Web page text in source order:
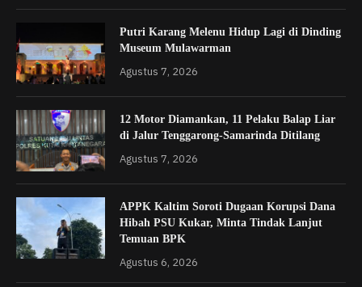
Putri Karang Melenu Hidup Lagi di Dinding
Museum Mulawarman
Agustus 7, 2026
12 Motor Diamankan, 11 Pelaku Balap Liar
di Jalur Tenggarong-Samarinda Ditilang
Agustus 7, 2026
APPK Kaltim Soroti Dugaan Korupsi Dana
Hibah PSU Kukar, Minta Tindak Lanjut
Temuan BPK
Agustus 6, 2026